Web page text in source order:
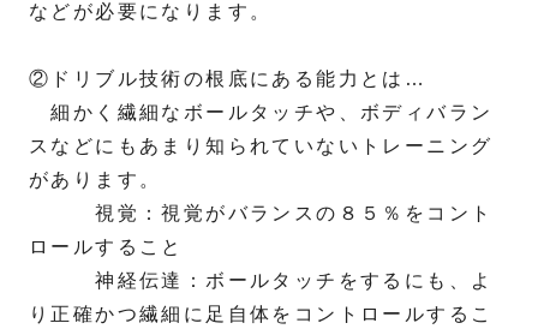
などが必要になります。
②ドリブル技術の根底にある能力とは…
細かく繊細なボールタッチや、ボディバラン
スなどにもあまり知られていないトレーニング
があります。
視覚：視覚がバランスの８５％をコント
ロールすること
神経伝達：ボールタッチをするにも、よ
り正確かつ繊細に足自体をコントロールするこ